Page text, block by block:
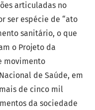
articuladas no
ser espécie de “ato
sanitário, o que
o Projeto da
movimento
de Saúde, em
de cinco mil
da sociedade